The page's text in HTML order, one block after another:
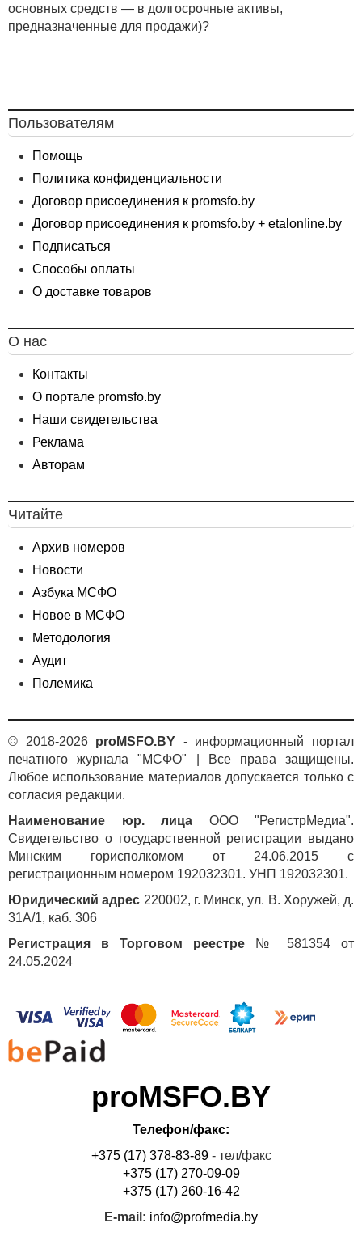
основных средств — в долгосрочные активы,
предназначенные для продажи)?
Пользователям
Помощь
Политика конфиденциальности
Договор присоединения к promsfo.by
Договор присоединения к promsfo.by + etalonline.by
Подписаться
Способы оплаты
О доставке товаров
О нас
Контакты
О портале promsfo.by
Наши свидетельства
Реклама
Авторам
Читайте
Архив номеров
Новости
Азбука МСФО
Новое в МСФО
Методология
Аудит
Полемика
© 2018-2026 proMSFO.BY - информационный портал
печатного журнала "МСФО" | Все права защищены.
Любое использование материалов допускается только с
согласия редакции.
Наименование юр. лица ООО "РегистрМедиа".
Свидетельство о государственной регистрации выдано
Минским горисполкомом от 24.06.2015 с
регистрационным номером 192032301. УНП 192032301.
Юридический адрес 220002, г. Минск, ул. В. Хоружей, д.
31А/1, каб. 306
Регистрация в Торговом реестре № 581354 от
24.05.2024
proMSFO.BY
Телефон/факс:
+375 (17) 378-83-89- тел/факс
+375 (17) 270-09-09
+375 (17) 260-16-42
E-mail: info@profmedia.by